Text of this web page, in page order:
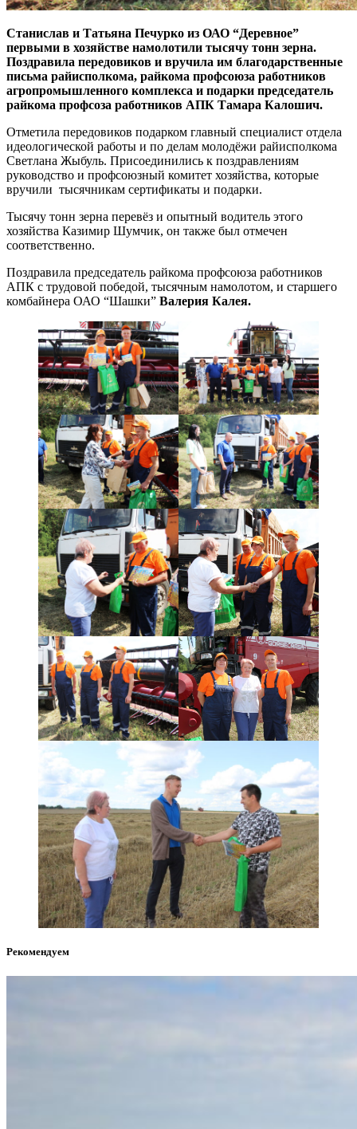
Станислав и Татьяна Печурко из ОАО “Деревное”
первыми в хозяйстве намолотили тысячу тонн зерна.
Поздравила передовиков и вручила им благодарственные
письма райисполкома, райкома профсоюза работников
агропромышленного комплекса и подарки председатель
райкома профсоза работников АПК Тамара Калошич.
Отметила передовиков подарком главный специалист отдела
идеологической работы и по делам молодёжи райисполкома
Светлана Жыбуль. Присоединились к поздравлениям
руководство и профсоюзный комитет хозяйства, которые
вручили тысячникам сертификаты и подарки.
Тысячу тонн зерна перевёз и опытный водитель этого
хозяйства Казимир Шумчик, он также был отмечен
соответственно.
Поздравила председатель райкома профсоюза работников
АПК с трудовой победой, тысячным намолотом, и старшего
комбайнера ОАО “Шашки” Валерия Калея.
Рекомендуем